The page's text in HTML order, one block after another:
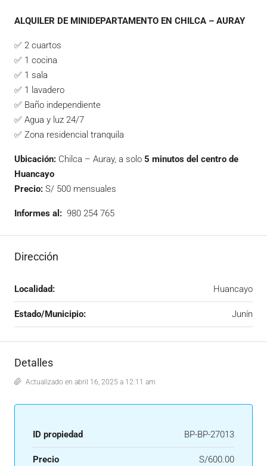
ALQUILER DE MINIDEPARTAMENTO EN CHILCA – AURAY
✅ 2 cuartos
✅ 1 cocina
✅ 1 sala
✅ 1 lavadero
✅ Baño independiente
✅ Agua y luz 24/7
✅ Zona residencial tranquila
Ubicación: Chilca – Auray, a solo 5 minutos del centro de
Huancayo
Precio: S/ 500 mensuales
Informes al: 980 254 765
Dirección
Localidad: Huancayo
Estado/Municipio: Junín
Detalles
Actualizado en abril 16, 2025 a 12:11 am
ID propiedad BP-BP-27013
Precio S/600.00